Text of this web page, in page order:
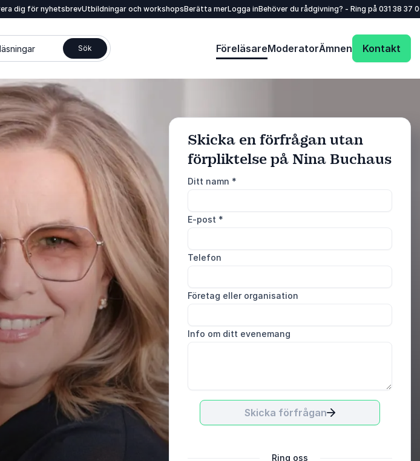
dig för nyhetsbrevUtbildningar och workshopsBerätta merLogga inBehöver du rådgivning? - Ring på 031 38 37
Sök FöreläsareModeratorÄmnen Kontakt
Skicka en förfrågan utan
förpliktelse på Nina Buchaus
Ditt namn *
E-post *
Telefon
Företag eller organisation
Info om ditt evenemang
Skicka förfrågan
Ring oss